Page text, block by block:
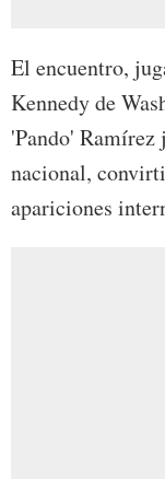
El encuentro,
Kennedy de
'Pando'
nacional,
apariciones